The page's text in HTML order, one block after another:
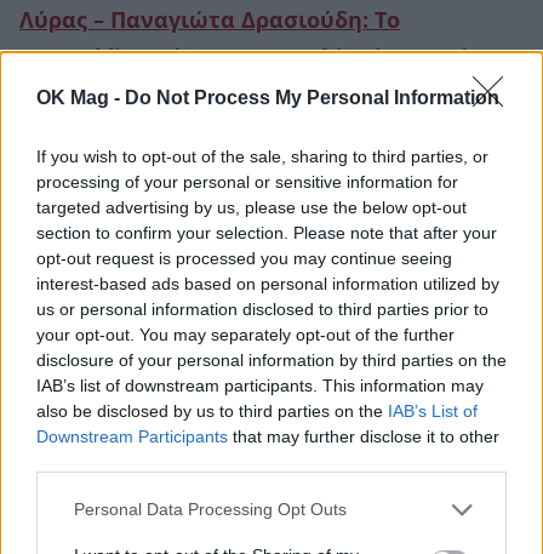
OK Mag - Do Not Process My Personal Information
If you wish to opt-out of the sale, sharing to third parties, or
processing of your personal or sensitive information for
targeted advertising by us, please use the below opt-out
section to confirm your selection. Please note that after your
opt-out request is processed you may continue seeing
interest-based ads based on personal information utilized by
us or personal information disclosed to third parties prior to
your opt-out. You may separately opt-out of the further
disclosure of your personal information by third parties on the
IAB’s list of downstream participants. This information may
also be disclosed by us to third parties on the IAB’s List of
Downstream Participants that may further disclose it to other
Personal Data Processing Opt Outs
Λύρας – Παναγιώτα Δρασιούδη: Το
prewedding πάρτι στο Μπαλί! Αύριο ο γάμος
τους με παρανυφάκι την κόρη τους
ΔΕΙΤΕ ΑΚΟΜΑ
FACE LIFTING ΠΛΑΣΤΙΚΗ ΠΡΟΣΩΠΟΥ
ΠΕΡΙΣΣΟΤΕΡΑ ΣΤΟ